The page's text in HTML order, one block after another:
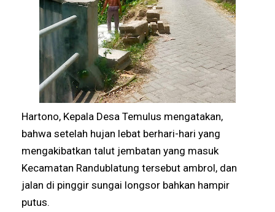
Hartono, Kepala Desa Temulus mengatakan,
bahwa setelah hujan lebat berhari-hari yang
mengakibatkan talut jembatan yang masuk
Kecamatan Randublatung tersebut ambrol, dan
jalan di pinggir sungai longsor bahkan hampir
putus.